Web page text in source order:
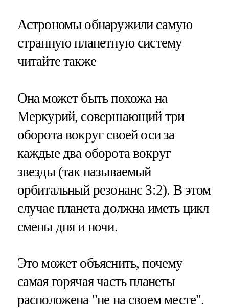
​Астрономы обнаружили самую
странную планетную систему
читайте также
Она может быть похожа на
Меркурий, совершающий три
оборота вокруг своей оси за
каждые два оборота вокруг
звезды (так называемый
орбитальный резонанс 3:2). В этом
случае планета должна иметь цикл
смены дня и ночи.
Это может объяснить, почему
самая горячая часть планеты
расположена "не на своем месте".